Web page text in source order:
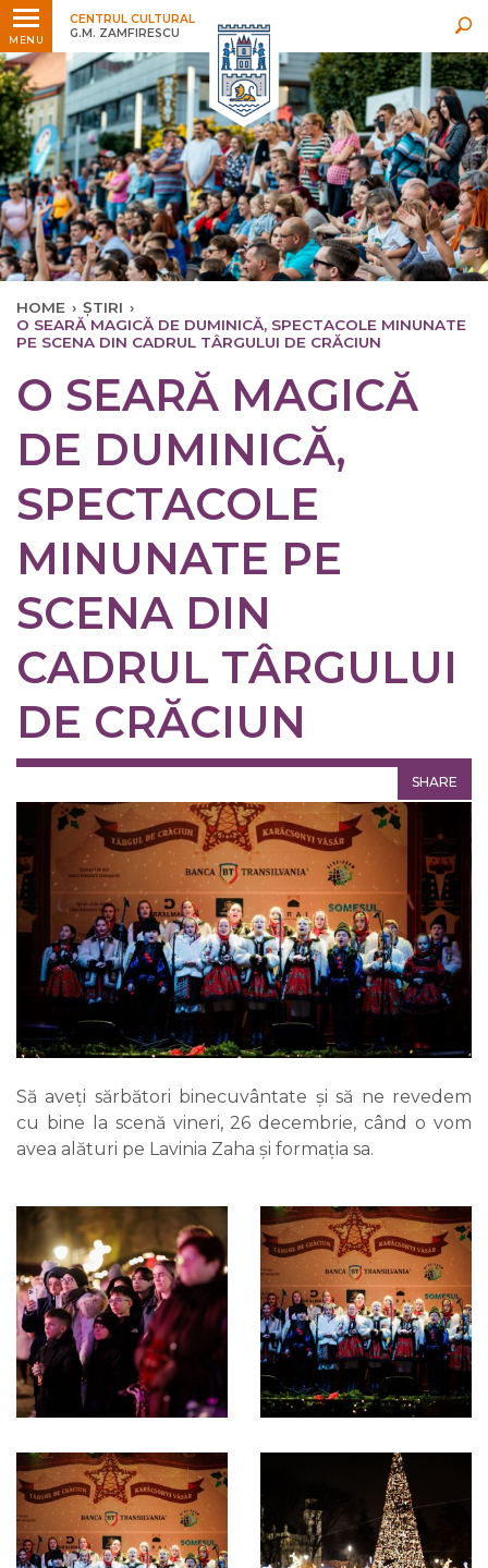
MENU
CENTRUL CULTURAL
G.M. ZAMFIRESCU
Ultimele
HOME › ȘTIRI ›
O SEARĂ MAGICĂ DE DUMINICĂ, SPECTACOLE MINUNATE
PE SCENA DIN CADRUL TÂRGULUI DE CRĂCIUN
O SEARĂ MAGICĂ
DE DUMINICĂ,
SPECTACOLE
MINUNATE PE
SCENA DIN
CADRUL TÂRGULUI
DE CRĂCIUN
SHARE
Să aveți sărbători binecuvântate și să ne revedem
cu bine la scenă vineri, 26 decembrie, când o vom
avea alături pe Lavinia Zaha și formația sa.